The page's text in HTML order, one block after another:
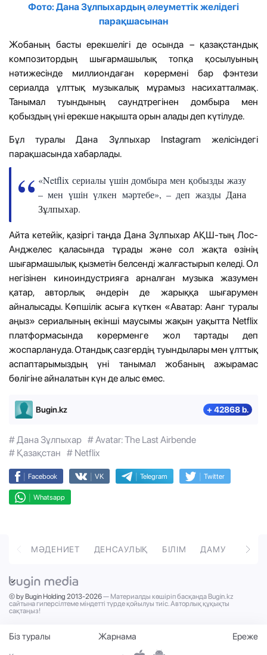
Фото: Дана Зұлпыхардың әлеуметтік желідегі
парақшасынан
Жобаның басты ерекшелігі де осында – қазақстандық
композитордың шығармашылық топқа қосылуының
нәтижесінде миллиондаған көрермені бар фэнтези
сериалда ұлттық музыкалық мұрамыз насихатталмақ.
Танымал туындының саундтрегінен домбыра мен
қобыздың үні ерекше нақышта орын алады деп күтілуде.
Бұл туралы Дана Зұлпыхар Instagram желісіндегі
парақшасында хабарлады.
«Netflix сериалы үшін домбыра мен қобызды жазу
– мен үшін үлкен мәртебе», – деп жазды Дана
Зұлпыхар.
Айта кетейік, қазіргі таңда Дана Зұлпыхар АҚШ-тың Лос-
Анджелес қаласында тұрады және сол жақта өзінің
шығармашылық қызметін белсенді жалғастырып келеді. Ол
негізінен киноиндустрияға арналған музыка жазумен
қатар, авторлық әндерін де жарыққа шығарумен
айналысады. Көпшілік асыға күткен «Аватар: Аанг туралы
аңыз» сериалының екінші маусымы жақын уақытта Netflix
платформасында көрерменге жол тартады деп
жоспарлануда. Отандық сазгердің туындылары мен ұлттық
аспаптарымыздың үні танымал жобаның ажырамас
бөлігіне айналатын күн де алыс емес.
Bugin.kz + 42868 b.
# Дана Зұлпыхар # Avatar: The Last Airbende
# Қазақстан # Netflix
| Facebook | VK | Telegram | Twitter
| Whatsapp
МӘДЕНИЕТ ДЕНСАУЛЫҚ БІЛІМ ДАМУ
© by Bugin Holding 2013-2026— Материалды көшіріп басқанда Bugin.kz
сайтына гиперсілтеме міндетті түрде қойылуы тиіс. Авторлық құқықты
сақтаңыз!
Біз туралы Жарнама Ереже